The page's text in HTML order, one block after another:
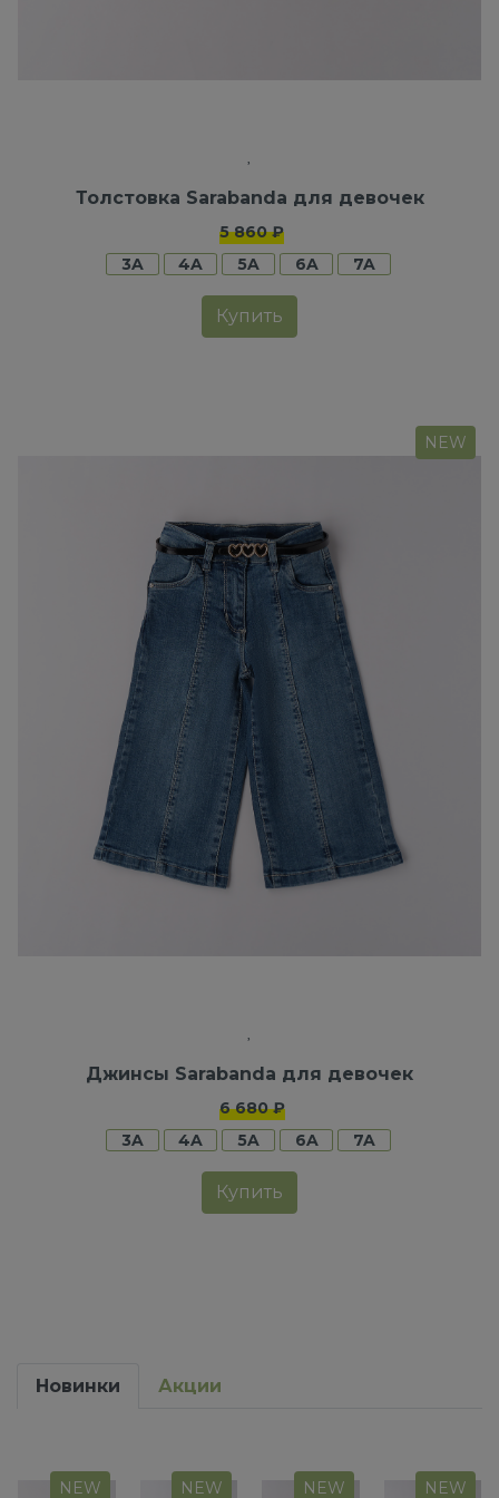
Толстовка Sarabanda для девочек
5 860 ₽
3A
4A 5A 6A 7A
Купить
NEW
Джинсы Sarabanda для девочек
6 680 ₽
3A
4A 5A 6A 7A
Купить
Новинки Акции
NEW NEW NEW NEW